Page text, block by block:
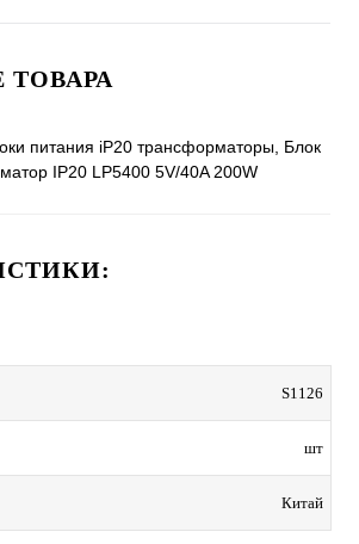
питания iP20 трансформаторы, Блок
IP20 LP5400 5V/40A 200W
S1126
шт
Китай